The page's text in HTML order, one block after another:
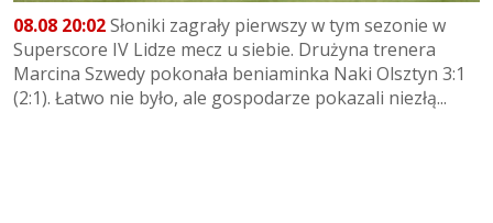
08.08 20:02Słoniki zagrały pierwszy w tym sezonie w
Superscore IV Lidze mecz u siebie. Drużyna trenera
Marcina Szwedy pokonała beniaminka Naki Olsztyn 3:1
(2:1). Łatwo nie było, ale gospodarze pokazali niezłą...